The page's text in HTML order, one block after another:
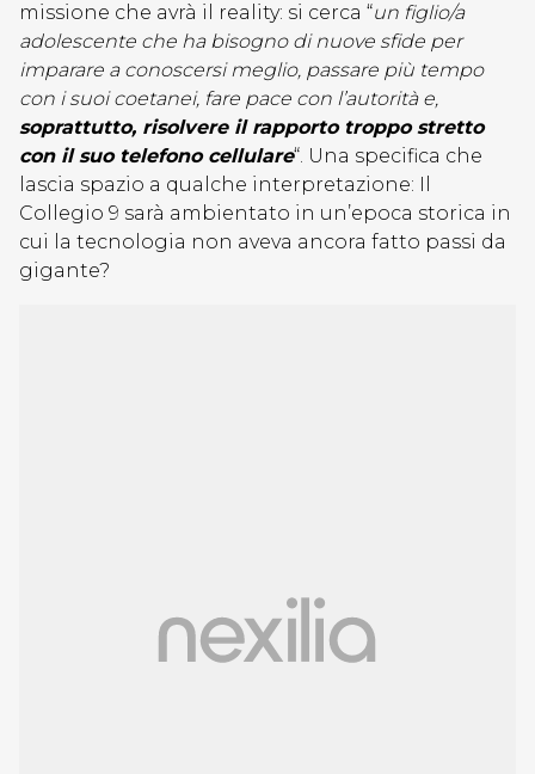
missione che avrà il reality: si cerca “un figlio/a
adolescente che ha bisogno di nuove sfide per
imparare a conoscersi meglio, passare più tempo
con i suoi coetanei, fare pace con l’autorità e,
soprattutto, risolvere il rapporto troppo stretto
con il suo telefono cellulare“. Una specifica che
lascia spazio a qualche interpretazione: Il
Collegio 9 sarà ambientato in un’epoca storica in
cui la tecnologia non aveva ancora fatto passi da
gigante?